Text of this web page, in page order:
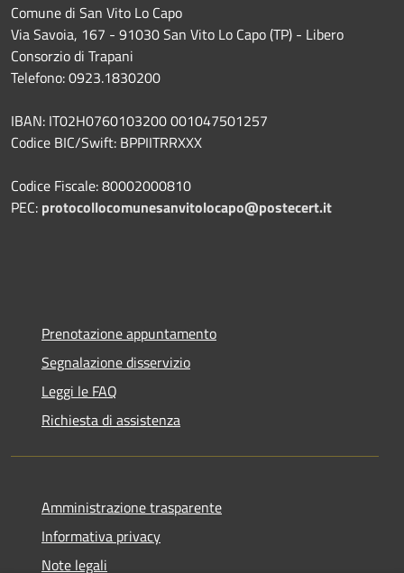
Comune di San Vito Lo Capo
Via Savoia, 167 - 91030 San Vito Lo Capo (TP) - Libero
Consorzio di Trapani
Telefono: 0923.1830200
IBAN: IT02H0760103200 001047501257
Codice BIC/Swift: BPPIITRRXXX
Codice Fiscale: 80002000810
PEC: protocollocomunesanvitolocapo@postecert.it
Prenotazione appuntamento
Segnalazione disservizio
Leggi le FAQ
Richiesta di assistenza
Amministrazione trasparente
Informativa privacy
Note legali